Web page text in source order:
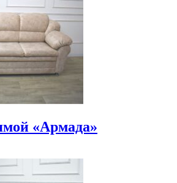
«Армада»